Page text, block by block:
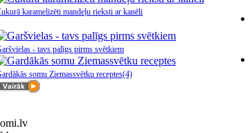
karamelizēti mandeļu rieksti ar kanēli
- tavs palīgs pirms svētkiem
somu Ziemassvētku receptes(4)